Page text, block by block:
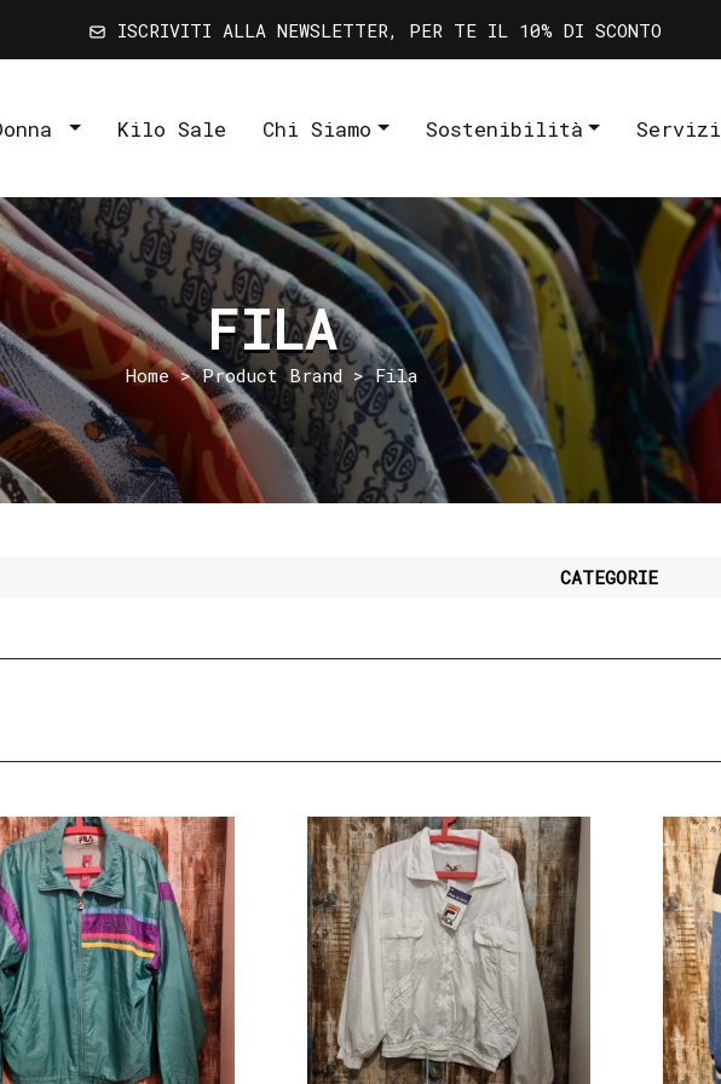
ISCRIVITI ALLA NEWSLETTER, PER TE IL 10% DI SCONTO
Kilo Sale Chi Siamo Sostenibilità Servizi
FILA
Home> Product Brand > Fila
CATEGORIE